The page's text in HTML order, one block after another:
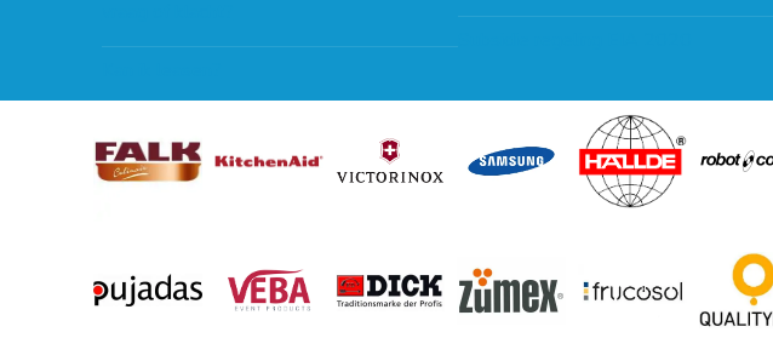
Subsidie regeling EIA 2020